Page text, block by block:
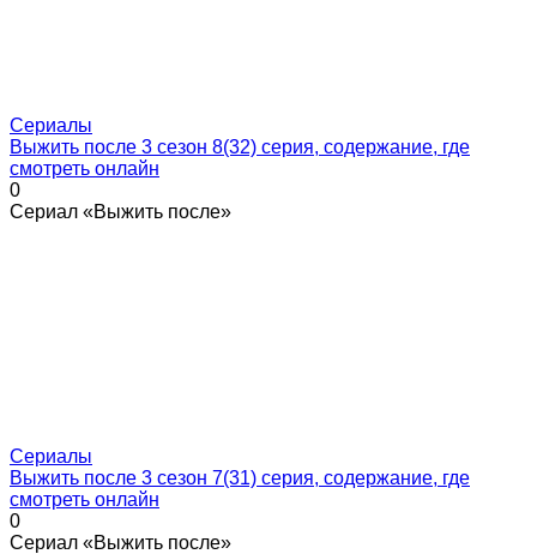
Сериалы
Выжить после 3 сезон 8(32) серия, содержание, где
смотреть онлайн
0
Сериал «Выжить после»
Сериалы
Выжить после 3 сезон 7(31) серия, содержание, где
смотреть онлайн
0
Сериал «Выжить после»